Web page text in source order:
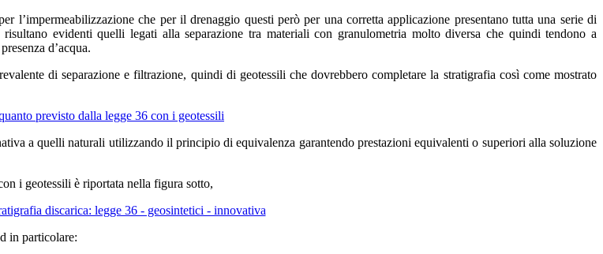
l’impermeabilizzazione che per il drenaggio questi però per una corretta applicazione presentano tutta una serie di
evidenti quelli legati alla separazione tra materiali con granulometria molto diversa che quindi tendono a
d’acqua.
di separazione e filtrazione, quindi di geotessili che dovrebbero completare la stratigrafia così come mostrato
a quelli naturali utilizzando il principio di equivalenza garantendo prestazioni equivalenti o superiori alla soluzione
i geotessili è riportata nella figura sotto,
in particolare: